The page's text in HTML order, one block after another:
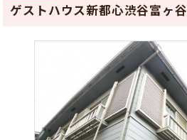
ゲストハウス新都心渋谷富ヶ谷